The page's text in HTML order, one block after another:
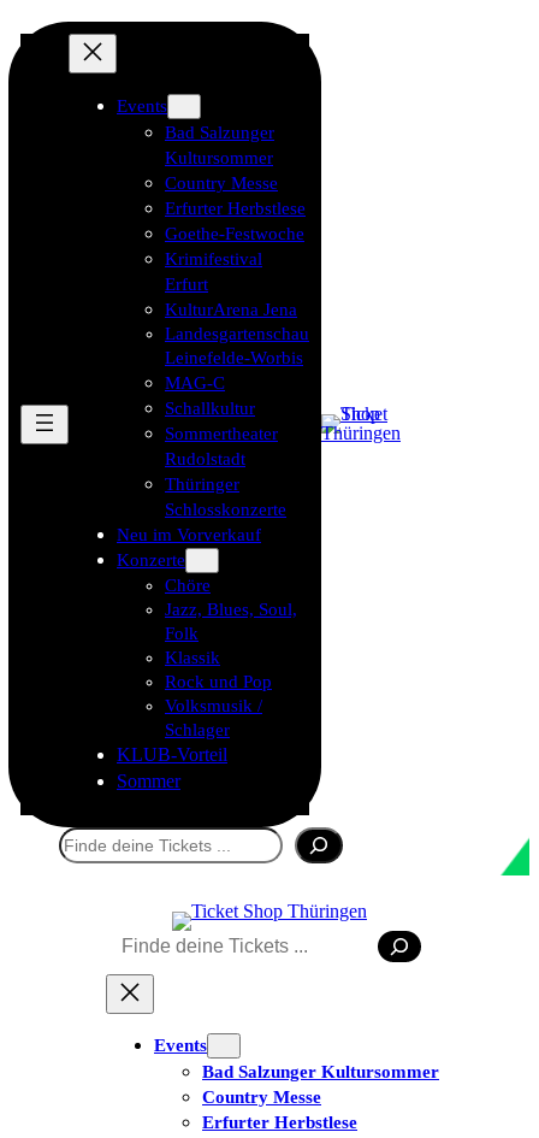
Events
Bad Salzunger
Kultursommer
Country Messe
Erfurter Herbstlese
Goethe-Festwoche
Krimifestival
Erfurt
KulturArena Jena
Landesgartenschau
Leinefelde-Worbis
MAG-C
Schallkultur
Sommertheater
Rudolstadt
Thüringer
Schlosskonzerte
Neu im Vorverkauf
Konzerte
Chöre
Jazz, Blues, Soul,
Folk
Klassik
Rock und Pop
Volksmusik /
Schlager
KLUB-Vorteil
Sommer
Suchen
Suchen
Events
Bad Salzunger Kultursommer
Country Messe
Erfurter Herbstlese
Tickets kaufen